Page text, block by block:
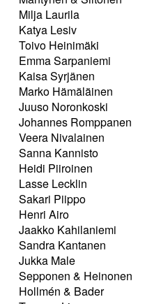
Milja Laurila
Katya Lesiv
Toivo Heinimäki
Emma Sarpaniemi
Kaisa Syrjänen
Marko Hämäläinen
Juuso Noronkoski
Johannes Romppanen
Veera Nivalainen
Sanna Kannisto
Heidi Piiroinen
Lasse Lecklin
Sakari Piippo
Henri Airo
Jaakko Kahilaniemi
Sandra Kantanen
Jukka Male
Sepponen & Heinonen
Hollmén & Bader